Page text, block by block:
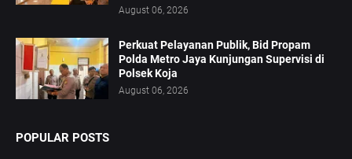
August 06, 2026
Perkuat Pelayanan Publik, Bid Propam
Polda Metro Jaya Kunjungan Supervisi di
Polsek Koja
August 06, 2026
POPULAR POSTS